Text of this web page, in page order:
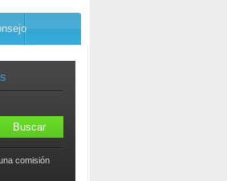
comisión